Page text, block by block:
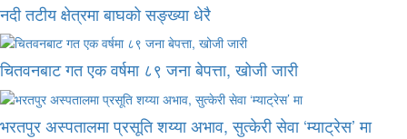
नदी तटीय क्षेत्रमा बाघको सङ्ख्या धेरै
चितवनबाट गत एक वर्षमा ८९ जना बेपत्ता, खोजी जारी
भरतपुर अस्पतालमा प्रसूति शय्या अभाव, सुत्केरी सेवा ‘म्याट्रेस’ मा